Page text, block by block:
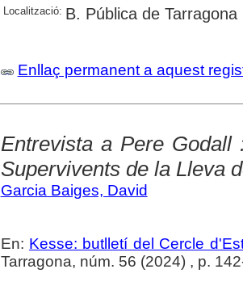
Localització: B. Pública de Tarragona
Enllaç permanent a aquest
Entrevista a Pere Godall
Supervivents de la Lleva
Garcia Baiges, David
En: Kesse: butlletí del Cercle
Tarragona, núm. 56 (2024) , p.